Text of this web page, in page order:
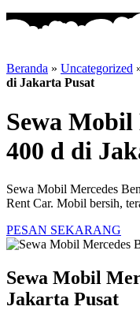
Beranda » Uncategorized
di Jakarta Pusat
Sewa Mobil
400 d di
Sewa Mobil Mercedes
Rent Car. Mobil bersih,
PESAN SEKARANG
Sewa Mobil
Jakarta Pusat